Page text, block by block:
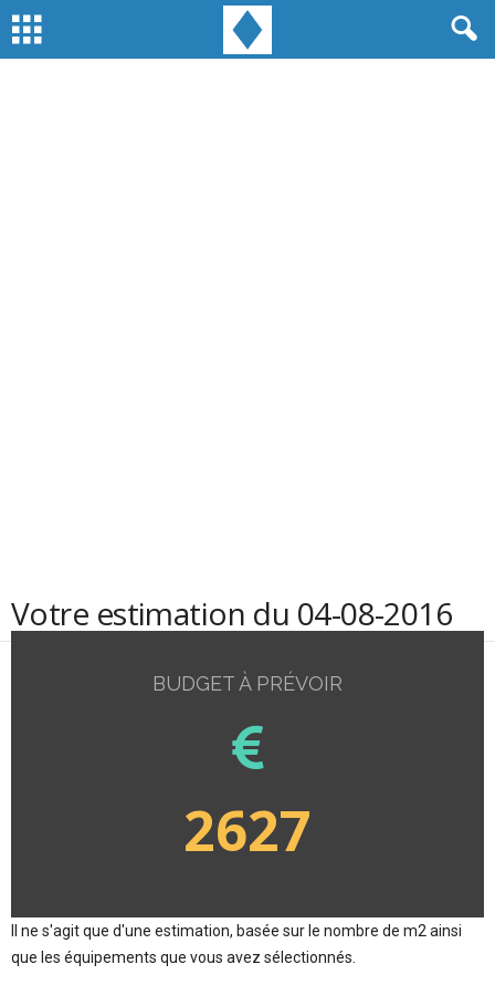
Votre estimation du 04-08-2016
BUDGET À PRÉVOIR
2627
Il ne s'agit que d'une estimation, basée sur le nombre de m2 ainsi
que les équipements que vous avez sélectionnés.